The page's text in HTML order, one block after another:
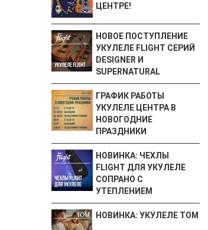
ЦЕНТРЕ!
НОВОЕ ПОСТУПЛЕНИЕ
УКУЛЕЛЕ FLIGHT СЕРИЙ
DESIGNER И
SUPERNATURAL
ГРАФИК РАБОТЫ
УКУЛЕЛЕ ЦЕНТРА В
НОВОГОДНИЕ
ПРАЗДНИКИ
НОВИНКА: ЧЕХЛЫ
FLIGHT ДЛЯ УКУЛЕЛЕ
СОПРАНО С
УТЕПЛЕНИЕМ
НОВИНКА: УКУЛЕЛЕ TOM